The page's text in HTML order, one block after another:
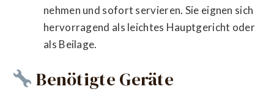
nehmen und sofort servieren. Sie eignen sich
hervorragend als leichtes Hauptgericht oder
als Beilage.
Benötigte Geräte